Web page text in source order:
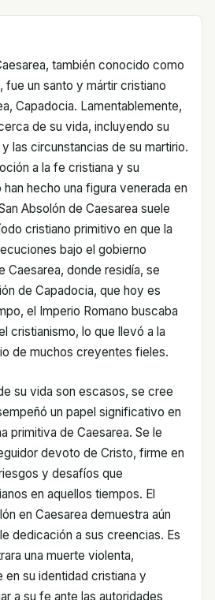
también conocido como
fue un santo y mártir cristiano
Capadocia. Lamentablemente,
de su vida, incluyendo su
las circunstancias de su martirio.
a la fe cristiana y su
hecho una figura venerada en
Absolón de Caesarea suele
cristiano primitivo en que la
bajo el gobierno
Caesarea, donde residía, se
de Capadocia, que hoy es
el Imperio Romano buscaba
cristianismo, lo que llevó a la
de muchos creyentes fieles.
su vida son escasos, se cree
un papel significativo en
primitiva de Caesarea. Se le
devoto de Cristo, firme en
y desafíos que
en aquellos tiempos. El
en Caesarea demuestra aún
dedicación a sus creencias. Es
una muerte violenta,
su identidad cristiana y
a su fe ante las autoridades